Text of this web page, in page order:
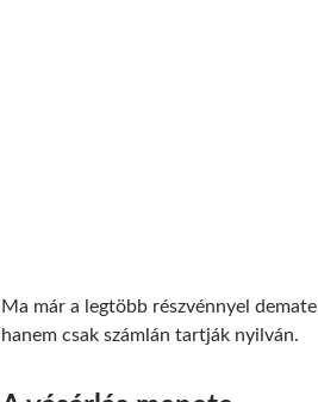
Ma már a legtöbb részvénnyel
hanem csak számlán tartják nyilván.